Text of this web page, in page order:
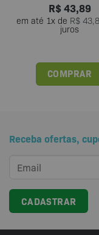
R$43,89
em até 1x de R$
juros
COMPRAR
Este
ser
na
página
Receba ofertas,